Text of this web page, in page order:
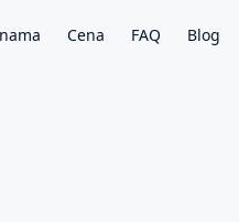
Cena FAQ Blog